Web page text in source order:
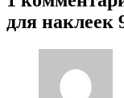
для наклеек